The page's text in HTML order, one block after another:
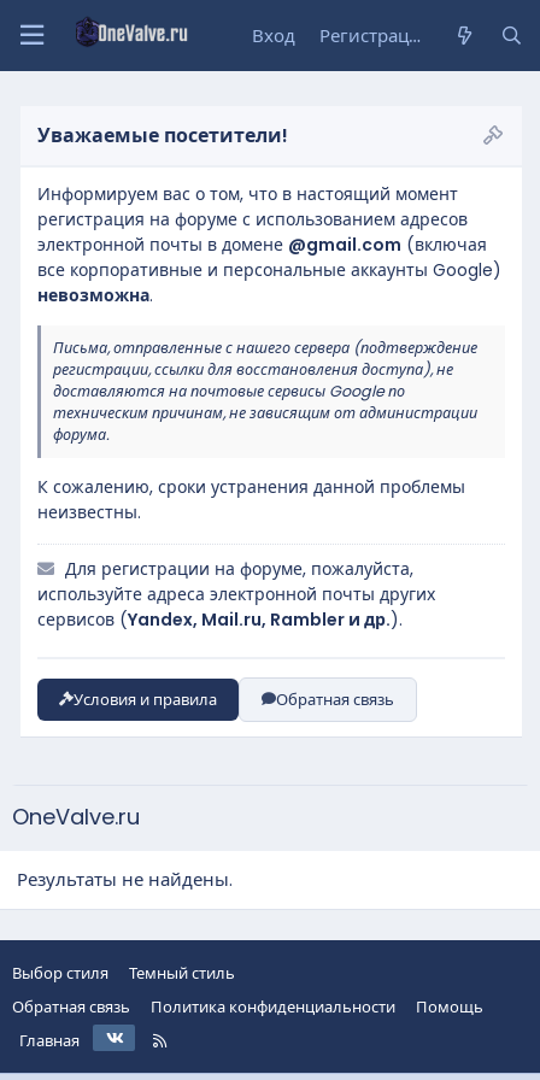
Вход Регистрация
Уважаемые посетители!
Информируем вас о том, что в настоящий момент
регистрация на форуме с использованием адресов
электронной почты в домене @gmail.com (включая
все корпоративные и персональные аккаунты Google)
невозможна.
Письма, отправленные с нашего сервера (подтверждение
регистрации, ссылки для восстановления доступа), не
доставляются на почтовые сервисы Google по
техническим причинам, не зависящим от администрации
форума.
К сожалению, сроки устранения данной проблемы
неизвестны.
Для регистрации на форуме, пожалуйста,
используйте адреса электронной почты других
сервисов (Yandex, Mail.ru, Rambler и др.).
Условия и правила Обратная связь
OneValve.ru
Результаты не найдены.
Выбор стиля
Темный стиль
Обратная связь
Политика конфиденциальности
Помощь
Главная
R